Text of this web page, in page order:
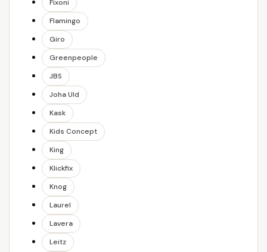
Fixoni
Flamingo
Giro
Greenpeople
JBS
Joha Uld
Kask
Kids Concept
King
Klickfix
Knog
Laurel
Lavera
Leitz